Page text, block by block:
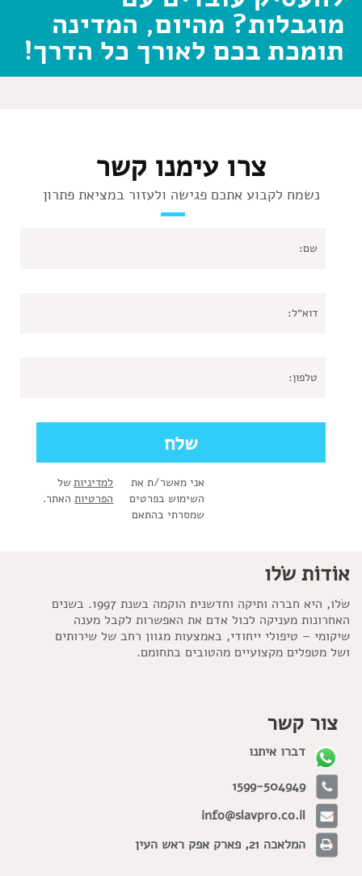
מוגבלות? מהיום, המדינה
תומכת בכם לאורך כל הדרך!
צרו עימנו קשר
נשמח לקבוע אתכם פגישה ולעזור במציאת פתרון
אני מאשר/ת את
השימוש בפרטים
שמסרתי בהתאם
למדיניות
הפרטיות
של
האתר.
אוֹדוֹת שׂלו
שׂלו, היא חברה ותיקה וחדשנית הוקמה בשנת 1997. בשנים
האחרונות מעניקה לכול אדם את האפשרות לקבל מענה
שיקומי – טיפולי ייחודי, באמצעות מגוון רחב של שירותים
ושל מטפלים מקצועיים מהטובים בתחומם.
צור קשר
דברו איתנו
1599-504949
info@slavpro.co.il
המלאכה 21, פארק אפק ראש העין